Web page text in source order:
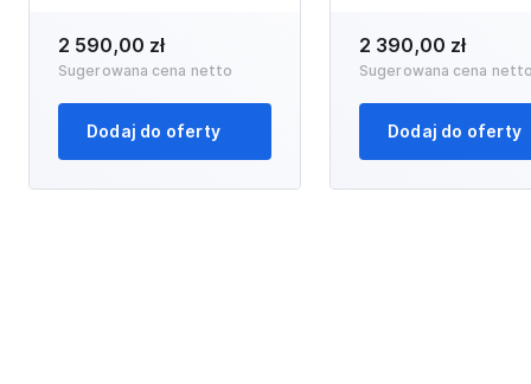
2 590,00 zł
Sugerowana cena netto
Dodaj do oferty
2 390,00 zł
Sugerowana cena
Dodaj do oferty